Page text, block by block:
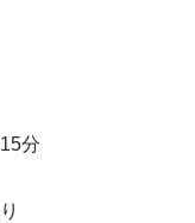
分